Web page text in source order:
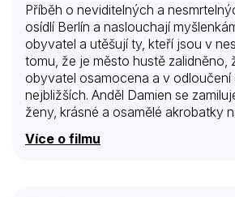
Příběh o neviditelných a
osídlí Berlín a naslouchají
obyvatel a utěšují ty, kteří jsou v
tomu, že je město hustě zalidněno,
obyvatel osamocena a v odloučení
nejbližších. Anděl Damien se
ženy, krásné a osamělé akrobatky
i on chce prožívat lidská potěšení
Více o filmu